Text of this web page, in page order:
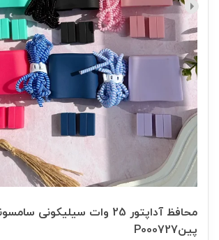
پینP000727